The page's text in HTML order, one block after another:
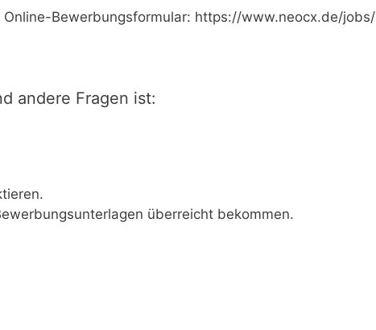
Bewerbungsformular: https://www.neocx.de/jobs/
andere Fragen ist:
überreicht bekommen.